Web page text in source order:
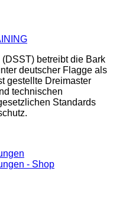
betreibt die Bark
deutscher Flagge als
gestellte Dreimaster
technischen
Standards
- Shop